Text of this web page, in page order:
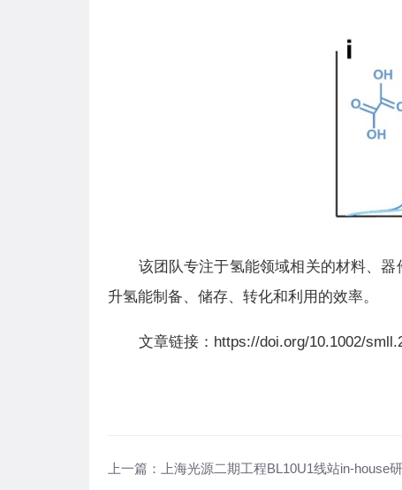
该团队专注于氢能领域相关的材料、
升氢能制备、储存、转化和利用的效率。
文章链接：https://doi.org/10.1002/
上一篇： 上海光源二期工程BL10U1线站in-house